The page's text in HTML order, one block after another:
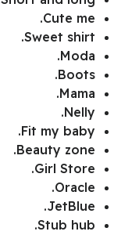
Cute me.
Sweet shirt.
Moda.
Boots.
Mama.
Nelly.
Fit my baby.
Beauty zone.
Girl Store.
Oracle.
JetBlue.
Stub hub.